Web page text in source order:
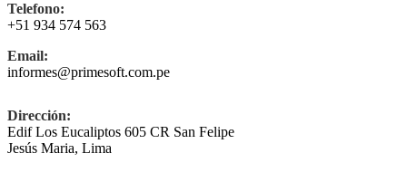
Telefono:
+51 934 574 563
Email:
informes@primesoft.com.pe
Dirección:
Edif Los Eucaliptos 605 CR San Felipe
Jesús Maria, Lima